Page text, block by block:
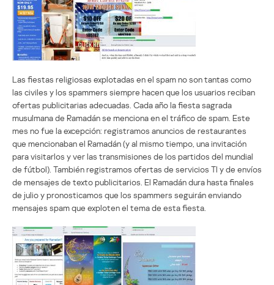
Las fiestas religiosas explotadas en el spam no son tantas como
las civiles y los spammers siempre hacen que los usuarios reciban
ofertas publicitarias adecuadas. Cada año la fiesta sagrada
musulmana de Ramadán se menciona en el tráfico de spam. Este
mes no fue la excepción: registramos anuncios de restaurantes
que mencionaban el Ramadán (y al mismo tiempo, una invitación
para visitarlos y ver las transmisiones de los partidos del mundial
de fútbol). También registramos ofertas de servicios TI y de envíos
de mensajes de texto publicitarios. El Ramadán dura hasta finales
de julio y pronosticamos que los spammers seguirán enviando
mensajes spam que exploten el tema de esta fiesta.